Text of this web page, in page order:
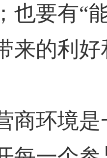
也要有“
来的利
环境是